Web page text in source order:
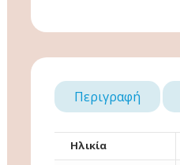
Περιγραφή
Ηλικία